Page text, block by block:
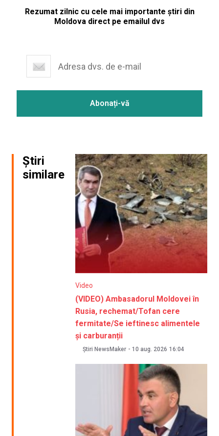
Rezumat zilnic cu cele mai importante știri din
Moldova direct pe emailul dvs
Știri
similare
Video
(VIDEO) Ambasadorul Moldovei în
Rusia, rechemat/Tofan cere
fermitate/Se ieftinesc alimentele
și carburanții
Știri NewsMaker - 10 aug. 2026 16:04